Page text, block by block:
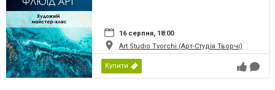
16 серпня, 18:00
Art Studio Tvorchi (Арт-Студія Творчі)
Купити